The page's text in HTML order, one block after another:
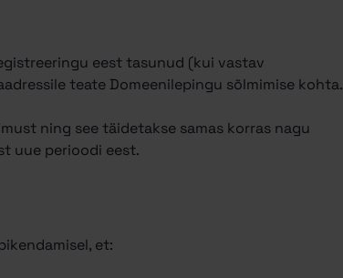
eest tasunud (kui vastav
teate Domeenilepingu sõlmimise kohta.
ning see täidetakse samas korras nagu
uue perioodi eest.
et: